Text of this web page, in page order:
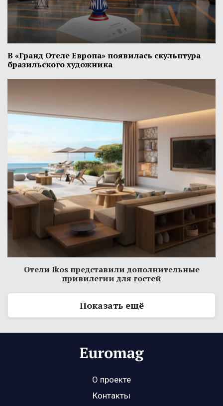
В «Гранд Отеле Европа» появилась скульптура
бразильского художника
Отели Ikos представили дополнительные
привилегии для гостей
Показать ещё
О проекте
Контакты